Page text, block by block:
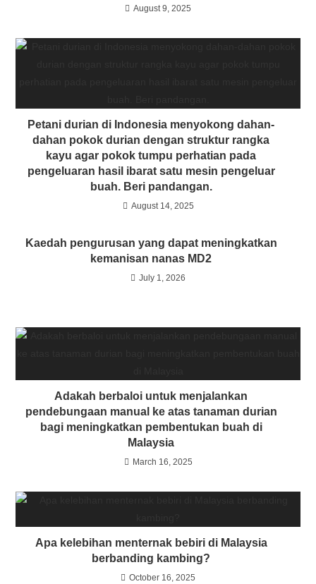
August 9, 2025
Petani durian di Indonesia menyokong dahan-
dahan pokok durian dengan struktur rangka
kayu agar pokok tumpu perhatian pada
pengeluaran hasil ibarat satu mesin pengeluar
buah. Beri pandangan.
August 14, 2025
Kaedah pengurusan yang dapat meningkatkan
kemanisan nanas MD2
July 1, 2026
Adakah berbaloi untuk menjalankan
pendebungaan manual ke atas tanaman durian
bagi meningkatkan pembentukan buah di
Malaysia
March 16, 2025
Apa kelebihan menternak bebiri di Malaysia
berbanding kambing?
October 16, 2025